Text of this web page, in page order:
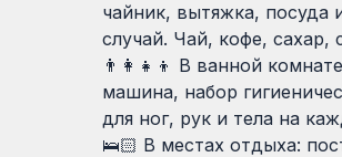
чайник, вытяжка,
случай. Чай, кофе, сахар,
👨‍👩‍👧‍👦 В ванной
машина, набор
для ног, рук и тела на
🛌🏻 В местах отдыха: